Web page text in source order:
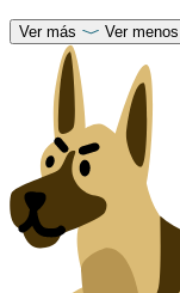
Ver más Ver menos